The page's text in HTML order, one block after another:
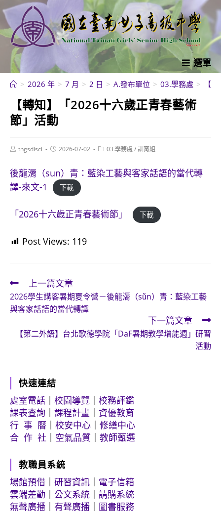
跳
轉
至
內
選單
> 2026 年 > 7 月 > 2 日 > A.發布單位 > 03.學務處 > 【
【轉知】「2026十六歲正青春藝術
節」活動
Posttngsdisci
Post2026-07-02
Post03.學務處 /訓育組
後龍漘（sun）青：藍染工藝與客家話語的當代轉
譯-來文-1
下載
「2026十六歲正青春藝術節」 下載
Post Views: 119
Read
more
articles
上一篇文章
2026學生講客暑期夏令營－後龍漘（sǔn）青：藍染工藝
與客家話語的當代轉譯
下一篇文章
【第二外語】台北歌德學院「DaF暑期教學增能週」研習
活動
快速連結
處室電話
校園導覽
校務評鑑
課表查詢
課程計畫
資優教育
行 事 曆
校安中心
修繕中心
合 作 社
空氣品質 教師甄選
教職員系統
場館預借
研習資訊
電子信箱
雲端差勤
公文系統
請購系統
無聲廣播
有聲廣播 圖書服務